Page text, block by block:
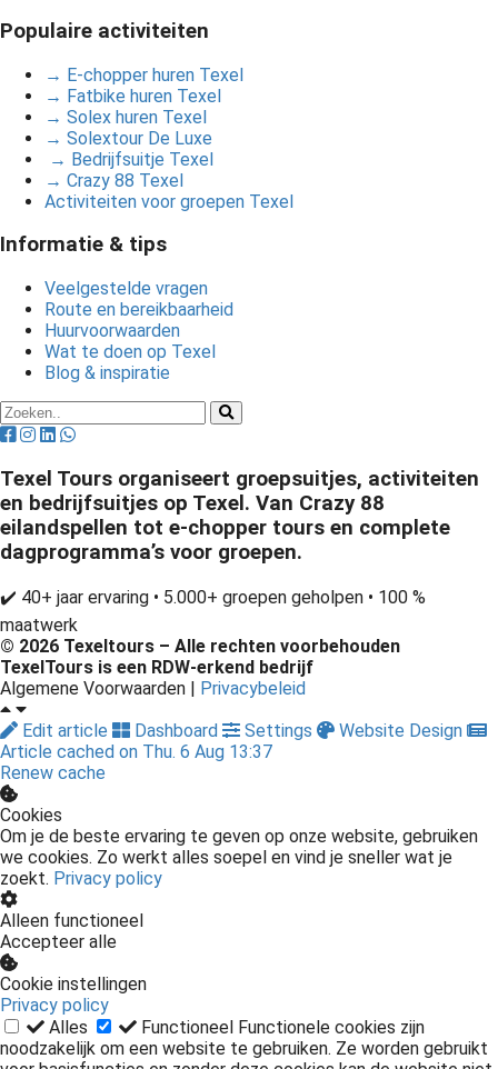
Populaire activiteiten
→ E-chopper huren Texel
→ Fatbike huren Texel
→ Solex huren Texel
→ Solextour De Luxe
→ Bedrijfsuitje Texel
→ Crazy 88 Texel
Activiteiten voor groepen Texel
Informatie & tips
Veelgestelde vragen
Route en bereikbaarheid
Huurvoorwaarden
Wat te doen op Texel
Blog & inspiratie
Texel Tours organiseert groepsuitjes, activiteiten
en bedrijfsuitjes op Texel. Van Crazy 88
eilandspellen tot e-chopper tours en complete
dagprogramma’s voor groepen.
✔️ 40+ jaar ervaring • 5.000+ groepen geholpen • 100 %
maatwerk
© 2026 Texeltours – Alle rechten voorbehouden
TexelTours is een RDW-erkend bedrijf
Algemene Voorwaarden |
Privacybeleid
Edit article
Dashboard Settings
Website Design
Article cached on Thu. 6 Aug 13:37
Renew cache
Cookies
Om je de beste ervaring te geven op onze website, gebruiken
we cookies. Zo werkt alles soepel en vind je sneller wat je
zoekt. Privacy policy
Alleen functioneel
Accepteer alle
Cookie instellingen
Privacy policy
Alles
Functioneel Functionele cookies zijn
noodzakelijk om een website te gebruiken. Ze worden gebruikt